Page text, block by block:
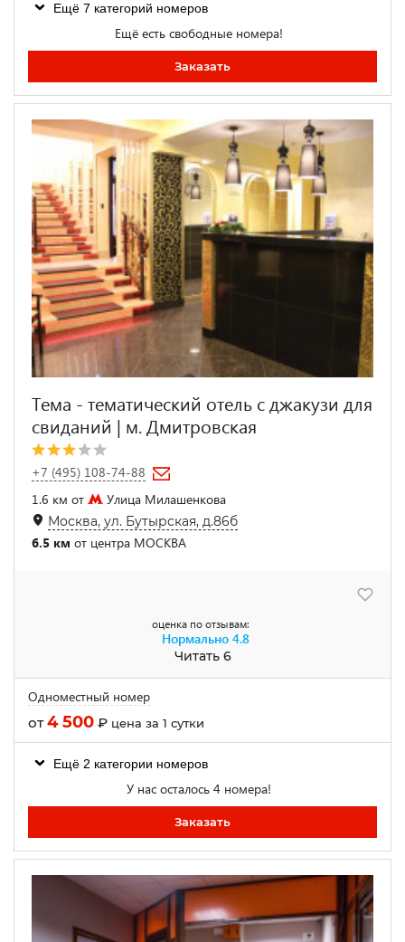
Ещё 7 категорий номеров
Ещё есть свободные номера!
Заказать
Тема - тематический отель с джакузи для
свиданий | м. Дмитровская
+7 (495) 108-74-88
1.6 км от
Улица Милашенкова
Москва, ул. Бутырская, д.86б
6.5 км от центра МОСКВА
оценка по отзывам:
Нормально 4.8
Читать 6
Одноместный номер
от4 500 ₽ цена за 1 сутки
Ещё 2 категории номеров
У нас осталось 4 номера!
Заказать